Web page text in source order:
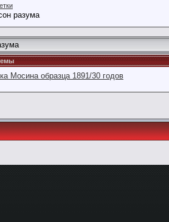
разума
Мосина образца 1891/30 годов